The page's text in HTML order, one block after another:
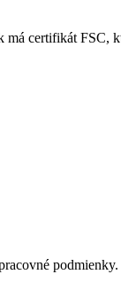
certifikát FSC,
podmienky.